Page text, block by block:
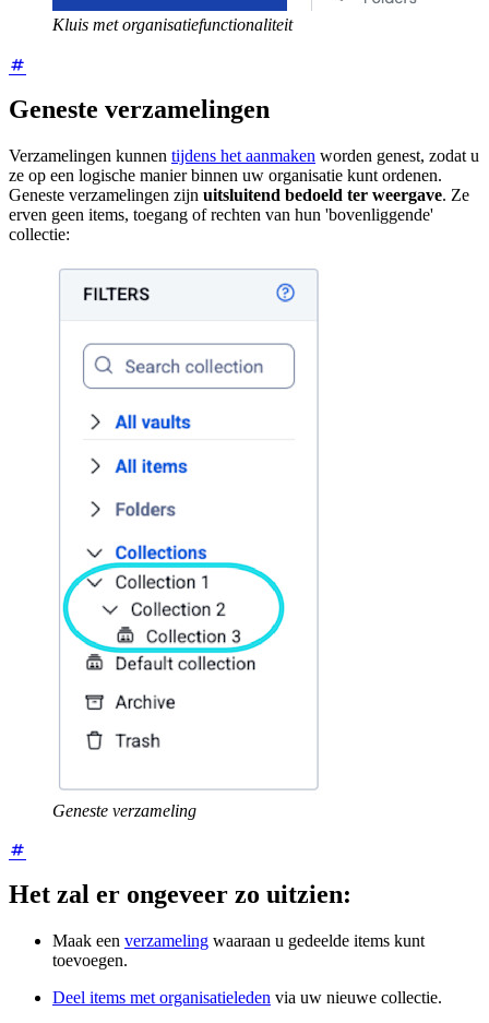
Kluis met organisatiefunctionaliteit
Geneste verzamelingen
Verzamelingen kunnen tijdens het aanmaken worden genest, zodat u
ze op een logische manier binnen uw organisatie kunt ordenen.
Geneste verzamelingen zijn uitsluitend bedoeld ter weergave. Ze
erven geen items, toegang of rechten van hun 'bovenliggende'
collectie:
Geneste verzameling
Het zal er ongeveer zo uitzien:
Maak een verzameling waaraan u gedeelde items kunt
toevoegen.
Deel items met organisatieleden via uw nieuwe collectie.